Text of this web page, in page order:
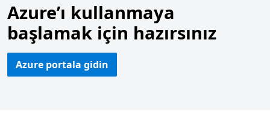
Azure’ı kullanmaya
başlamak için hazırsınız
Azure portala gidin